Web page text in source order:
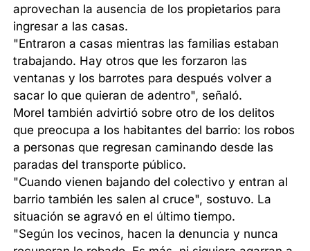
aprovechan la ausencia de los propietarios para
ingresar a las casas.
"Entraron a casas mientras las familias estaban
trabajando. Hay otros que les forzaron las
ventanas y los barrotes para después volver a
sacar lo que quieran de adentro", señaló.
Morel también advirtió sobre otro de los delitos
que preocupa a los habitantes del barrio: los robos
a personas que regresan caminando desde las
paradas del transporte público.
"Cuando vienen bajando del colectivo y entran al
barrio también les salen al cruce", sostuvo. La
situación se agravó en el último tiempo.
"Según los vecinos, hacen la denuncia y nunca